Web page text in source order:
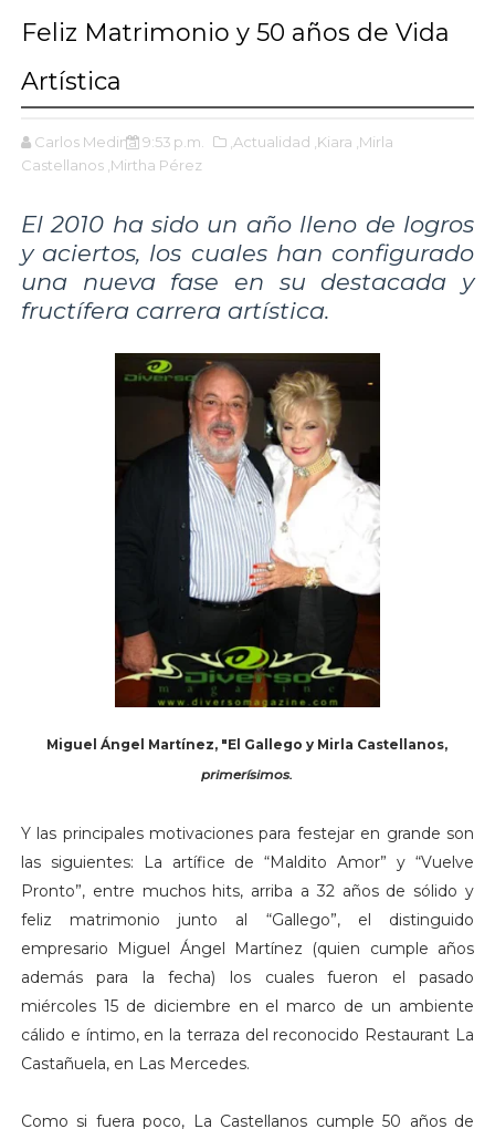
Feliz Matrimonio y 50 años de Vida
Artística
Carlos Medina 9:53 p.m. ,Actualidad ,Kiara ,Mirla
Castellanos ,Mirtha Pérez
El 2010 ha sido un año lleno de logros
y aciertos, los cuales han configurado
una nueva fase en su destacada y
fructífera carrera artística.
Miguel Ángel Martínez, "El Gallego y Mirla Castellanos,
primerísimos.
Y las principales motivaciones para festejar en grande son
las siguientes: La artífice de “Maldito Amor” y “Vuelve
Pronto”, entre muchos hits, arriba a 32 años de sólido y
feliz matrimonio junto al “Gallego”, el distinguido
empresario Miguel Ángel Martínez (quien cumple años
además para la fecha) los cuales fueron el pasado
miércoles 15 de diciembre en el marco de un ambiente
cálido e íntimo, en la terraza del reconocido Restaurant La
Castañuela, en Las Mercedes.
Como si fuera poco, La Castellanos cumple 50 años de